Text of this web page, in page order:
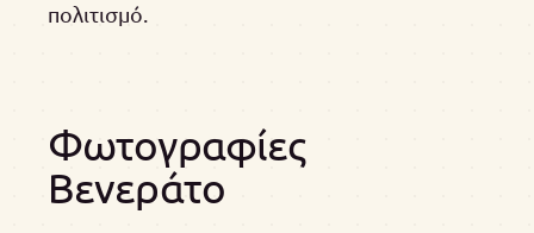
πολιτισμό.
Φωτογραφίες
Βενεράτο